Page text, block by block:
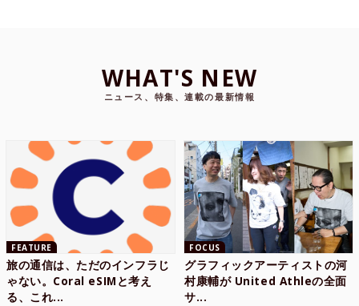
WHAT'S NEW
ニュース、特集、連載の最新情報
FEATURE
旅の通信は、ただのインフラじ
ゃない。Coral eSIMと考え
る、これ...
FOCUS
グラフィックアーティストの河
村康輔が United Athleの全面
サ...